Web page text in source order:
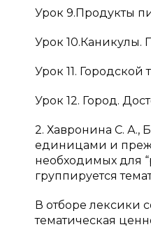
Урок 9.Продукты
Урок 10.Каникулы.
Урок 11. Городской
Урок 12. Город.
2. Хавронина С. А.,
единицами и
необходимых для
группируется
В отборе лексики
тематическая